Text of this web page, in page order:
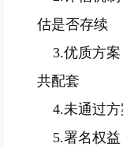
估是否存续
3.优质方案
共配套
4.未通过方
5.署名权益